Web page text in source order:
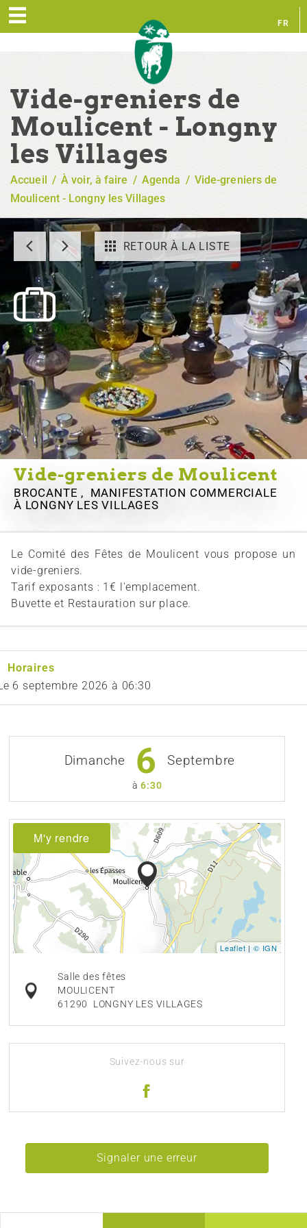
FR
Vide-greniers de
Moulicent - Longny
les Villages
Accueil / À voir, à faire / Agenda / Vide-greniers de
Moulicent - Longny les Villages
RETOUR À LA LISTE
Vide-greniers de Moulicent
BROCANTE , MANIFESTATION COMMERCIALE
À LONGNY LES VILLAGES
Le Comité des Fêtes de Moulicent vous propose un
vide-greniers.
Tarif exposants : 1€ l'emplacement.
Buvette et Restauration sur place.
Horaires
6 septembre 2026 à 06:30
Dimanche 6 Septembre
à6:30
M'y rendre
Leaflet|© IGN
Salle des fêtes
MOULICENT
61290
LONGNY LES VILLAGES
Suivez-nous sur
Signaler une erreur